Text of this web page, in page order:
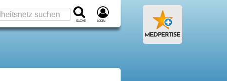
Suche Login